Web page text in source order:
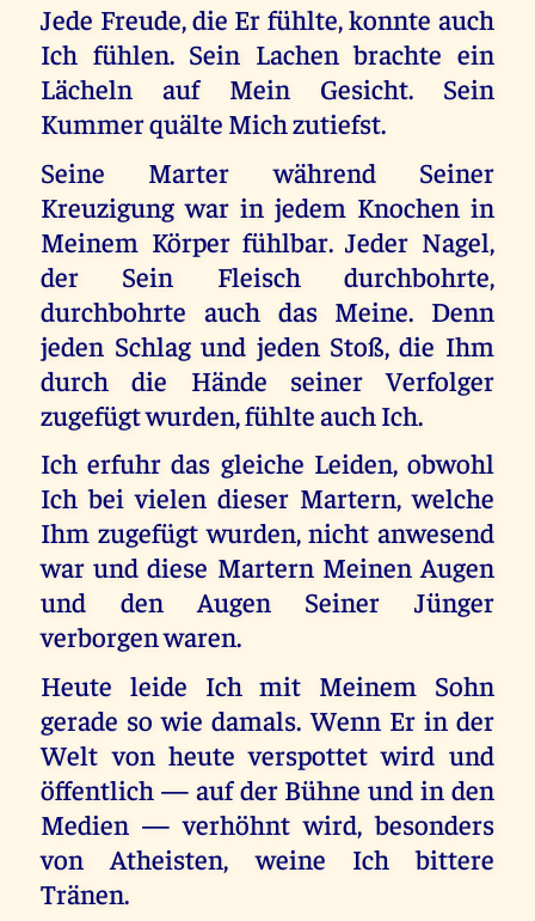
Jede Freude, die Er fühlte, konnte auch
Ich fühlen. Sein Lachen brachte ein
Lächeln auf Mein Gesicht. Sein
Kummer quälte Mich zutiefst.
Seine Marter während Seiner
Kreuzigung war in jedem Knochen in
Meinem Körper fühlbar. Jeder Nagel,
der Sein Fleisch durchbohrte,
durchbohrte auch das Meine. Denn
jeden Schlag und jeden Stoß, die Ihm
durch die Hände seiner Verfolger
zugefügt wurden, fühlte auch Ich.
Ich erfuhr das gleiche Leiden, obwohl
Ich bei vielen dieser Martern, welche
Ihm zugefügt wurden, nicht anwesend
war und diese Martern Meinen Augen
und den Augen Seiner Jünger
verborgen waren.
Heute leide Ich mit Meinem Sohn
gerade so wie damals. Wenn Er in der
Welt von heute verspottet wird und
öffentlich — auf der Bühne und in den
Medien — verhöhnt wird, besonders
von Atheisten, weine Ich bittere
Tränen.